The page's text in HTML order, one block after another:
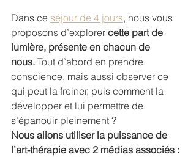
Dans ce séjour de 4 jours, nous vous
proposons d’explorer cette part de
lumière, présente en chacun de
nous. Tout d’abord en prendre
conscience, mais aussi observer ce
qui peut la freiner, puis comment la
développer et lui permettre de
s’épanouir pleinement ?
Nous allons utiliser la puissance de
l’art-thérapie avec 2 médias associés :